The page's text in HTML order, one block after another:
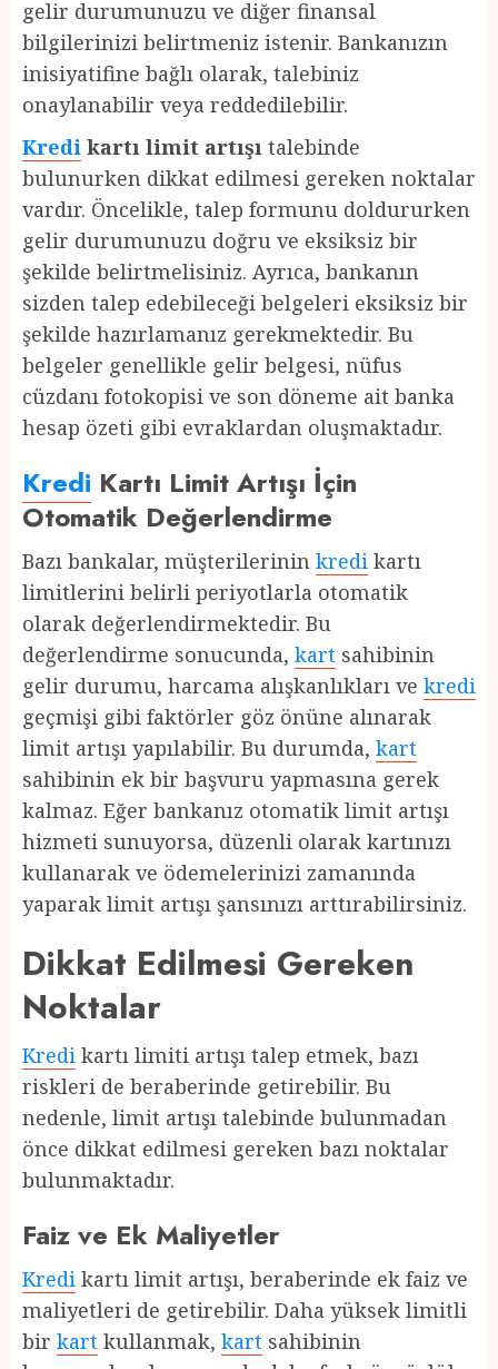
gelir durumunuzu ve diğer finansal
bilgilerinizi belirtmeniz istenir. Bankanızın
inisiyatifine bağlı olarak, talebiniz
onaylanabilir veya reddedilebilir.
Kredi kartı limit artışı talebinde
bulunurken dikkat edilmesi gereken noktalar
vardır. Öncelikle, talep formunu doldururken
gelir durumunuzu doğru ve eksiksiz bir
şekilde belirtmelisiniz. Ayrıca, bankanın
sizden talep edebileceği belgeleri eksiksiz bir
şekilde hazırlamanız gerekmektedir. Bu
belgeler genellikle gelir belgesi, nüfus
cüzdanı fotokopisi ve son döneme ait banka
hesap özeti gibi evraklardan oluşmaktadır.
Kredi Kartı Limit Artışı İçin
Otomatik Değerlendirme
Bazı bankalar, müşterilerinin kredi kartı
limitlerini belirli periyotlarla otomatik
olarak değerlendirmektedir. Bu
değerlendirme sonucunda, kart sahibinin
gelir durumu, harcama alışkanlıkları ve kredi
geçmişi gibi faktörler göz önüne alınarak
limit artışı yapılabilir. Bu durumda, kart
sahibinin ek bir başvuru yapmasına gerek
kalmaz. Eğer bankanız otomatik limit artışı
hizmeti sunuyorsa, düzenli olarak kartınızı
kullanarak ve ödemelerinizi zamanında
yaparak limit artışı şansınızı arttırabilirsiniz.
Dikkat Edilmesi Gereken
Noktalar
Kredi kartı limiti artışı talep etmek, bazı
riskleri de beraberinde getirebilir. Bu
nedenle, limit artışı talebinde bulunmadan
önce dikkat edilmesi gereken bazı noktalar
bulunmaktadır.
Faiz ve Ek Maliyetler
Kredi kartı limit artışı, beraberinde ek faiz ve
maliyetleri de getirebilir. Daha yüksek limitli
bir kart kullanmak, kart sahibinin